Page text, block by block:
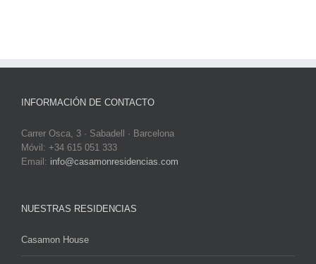
INFORMACIÓN DE CONTACTO
Carrer Osca, 3 · Sabadell · Barcelona
Móvil: +34 615 051 333
Email: info@casamonresidencias.com
NUESTRAS RESIDENCIAS
Casamon House